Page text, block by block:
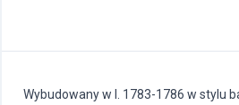
Wybudowany w l. 1783-1786 w stylu